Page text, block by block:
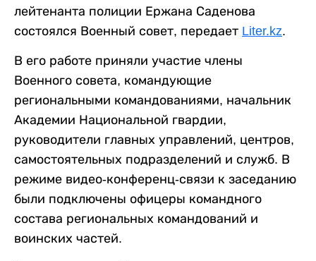
лейтенанта полиции Ержана Саденова
состоялся Военный совет, передает Liter.kz.
В его работе приняли участие члены
Военного совета, командующие
региональными командованиями, начальник
Академии Национальной гвардии,
руководители главных управлений, центров,
самостоятельных подразделений и служб. В
режиме видео-конференц-связи к заседанию
были подключены офицеры командного
состава региональных командований и
воинских частей.